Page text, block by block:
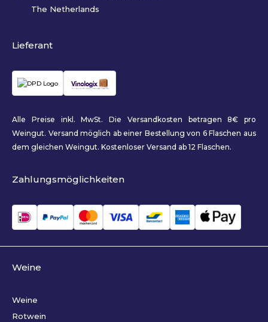
The Netherlands
Lieferant
Alle Preise inkl. MwSt. Die Versandkosten betragen 8€ pro
Weingut. Versand möglich ab einer Bestellung von 6 Flaschen aus
dem gleichen Weingut. Kostenloser Versand ab 12 Flaschen.
Zahlungsmöglichkeiten
Weine
Weine
Rotwein